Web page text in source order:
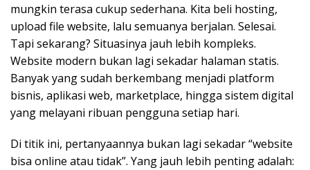
mungkin terasa cukup sederhana. Kita beli hosting,
upload file website, lalu semuanya berjalan. Selesai.
Tapi sekarang? Situasinya jauh lebih kompleks.
Website modern bukan lagi sekadar halaman statis.
Banyak yang sudah berkembang menjadi platform
bisnis, aplikasi web, marketplace, hingga sistem digital
yang melayani ribuan pengguna setiap hari.
Di titik ini, pertanyaannya bukan lagi sekadar “website
bisa online atau tidak”. Yang jauh lebih penting adalah: